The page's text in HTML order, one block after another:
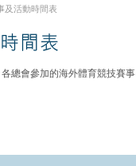
及活動時間表
各總會參加的海外體育競技賽事